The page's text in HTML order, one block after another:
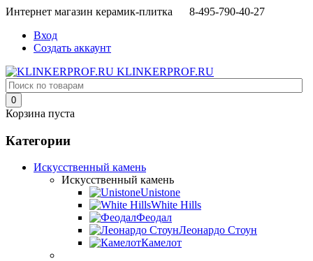
Интернет магазин керамик-плитка 8-495-790-40-27
Вход
Создать аккаунт
KLINKERPROF.RU
0
Корзина пуста
Категории
Искусственный камень
Искусственный камень
Unistone
White Hills
Феодал
Леонардо Стоун
Камелот